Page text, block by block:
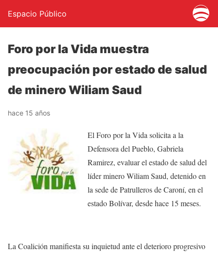
Espacio Público
Foro por la Vida muestra
preocupación por estado de salud
de minero Wiliam Saud
hace 15 años
El Foro por la Vida solicita a la
Defensora del Pueblo, Gabriela
Ramirez, evaluar el estado de salud del
líder minero Wiliam Saud, detenido en
la sede de Patrulleros de Caroní, en el
estado Bolívar, desde hace 15 meses.
La Coalición manifiesta su inquietud ante el deterioro progresivo